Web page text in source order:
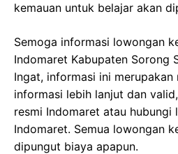
kemauan untuk belajar akan
Semoga informasi lowongan
Indomaret Kabupaten Sorong
Ingat, informasi ini merupakan
informasi lebih lanjut dan
resmi Indomaret atau hubungi
Indomaret. Semua lowongan
dipungut biaya apapun.